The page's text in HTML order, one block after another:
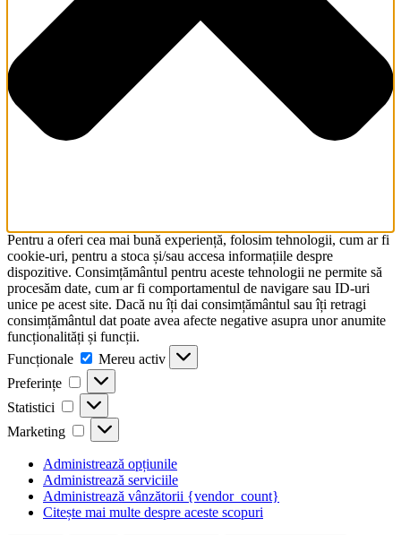
Pentru a oferi cea mai bună experiență, folosim tehnologii, cum ar fi
cookie-uri, pentru a stoca și/sau accesa informațiile despre
dispozitive. Consimțământul pentru aceste tehnologii ne permite să
procesăm date, cum ar fi comportamentul de navigare sau ID-uri
unice pe acest site. Dacă nu îți dai consimțământul sau îți retragi
consimțământul dat poate avea afecte negative asupra unor anumite
funcționalități și funcții.
Funcționale
Funcționale
Mereu activ
Preferințe
Preferințe
Statistici Statistici
Marketing Marketing
Administrează opțiunile
Administrează serviciile
Administrează vânzătorii {vendor_count}
Citește mai multe despre aceste scopuri